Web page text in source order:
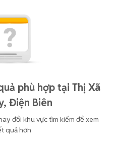
phù hợp tại Thị Xã
Điện Biên
đổi khu vực tìm kiếm để xem
quả hơn